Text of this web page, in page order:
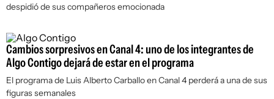
despidió de sus compañeros emocionada
Cambios sorpresivos en Canal 4: uno de los integrantes de
Algo Contigo dejará de estar en el programa
El programa de Luis Alberto Carballo en Canal 4 perderá a una de sus
figuras semanales